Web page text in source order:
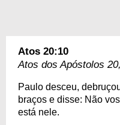
Atos 20:10
Atos dos Apóstolos
Paulo desceu,
braços e disse: Não
está nele.